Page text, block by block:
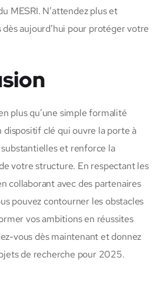
MESRI. N’attendez plus et
aujourd’hui pour protéger votre
plus qu’une simple formalité
dispositif clé qui ouvre la porte à
et renforce la
votre structure. En respectant les
collaborant avec des partenaires
pouvez contourner les obstacles
vos ambitions en réussites
vous dès maintenant et donnez
de recherche pour 2025.